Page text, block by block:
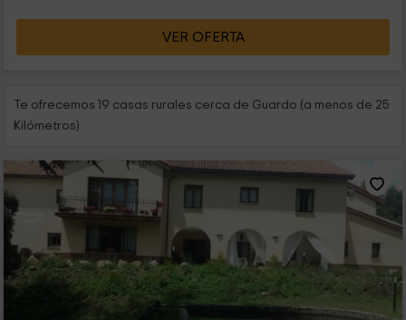
VER OFERTA
Te ofrecemos 19 casas rurales cerca de Guardo (a menos de 25
Kilómetros)